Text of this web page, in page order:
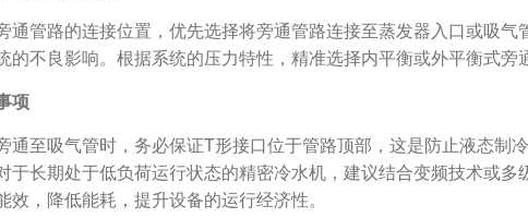
通管路的连接位置，优先选择将旁通管路连接至蒸发器入口或吸
的不良影响。根据系统的压力特性，精准选择内平衡或外平衡式旁
项
通至吸气管时，务必保证T形接口位于管路顶部，这是防止液态制
于长期处于低负荷运行状态的精密冷水机，建议结合变频技术或
效，降低能耗，提升设备的运行经济性。